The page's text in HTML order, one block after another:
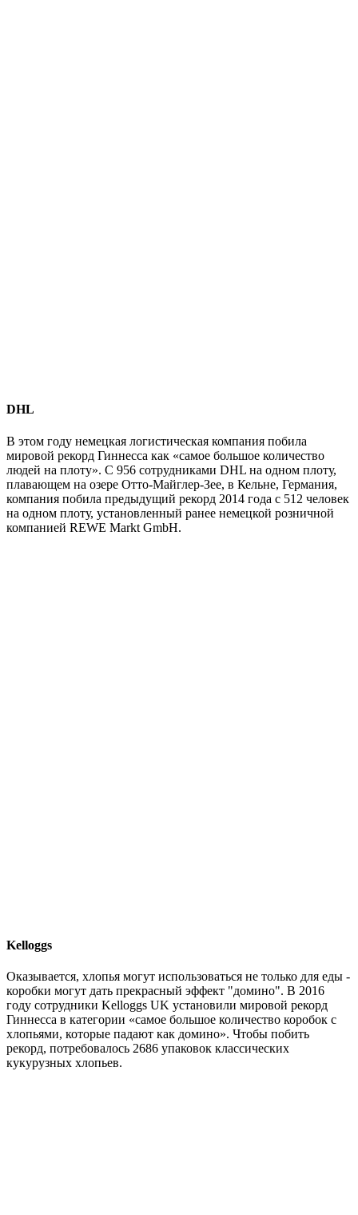
DHL
В этом году немецкая логистическая компания побила
мировой рекорд Гиннесса как «самое большое количество
людей на плоту». С 956 сотрудниками DHL на одном плоту,
плавающем на озере Отто-Майглер-Зее, в Кельне, Германия,
компания побила предыдущий рекорд 2014 года с 512 человек
на одном плоту, установленный ранее немецкой розничной
компанией REWE Markt GmbH.
Kelloggs
Оказывается, хлопья могут использоваться не только для еды -
коробки могут дать прекрасный эффект "домино". В 2016
году сотрудники Kelloggs UK установили мировой рекорд
Гиннесса в категории «самое большое количество коробок с
хлопьями, которые падают как домино». Чтобы побить
рекорд, потребовалось 2686 упаковок классических
кукурузных хлопьев.